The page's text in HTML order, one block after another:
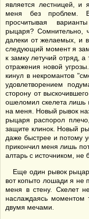
является лестницей, и
меня без проблем.
просчитывая
рыцаря? Сомнительно,
далеки от желаемых, и
следующий момент я
к замку летучий отряд,
отражения новой
кинул в некромантов
удовлетворением
сторону от
ошеломил скелета лишь
на меня. Новый рывок
рыцаря распорол
защите клинок. Новый
даже быстрее и потому
прикончил меня лишь
алтарь с источником,
Еще один рывок
вот копыто лошади я не
меня в стену. Скелет
наслаждаясь моментом
двумя мечами.